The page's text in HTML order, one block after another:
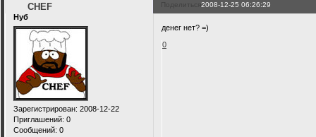
Поделиться2008-12-25 06:26:29
CHEF
Нуб
Зарегистрирован: 2008-12-22
Приглашений: 0
Сообщений: 0
денег нет? =)
0